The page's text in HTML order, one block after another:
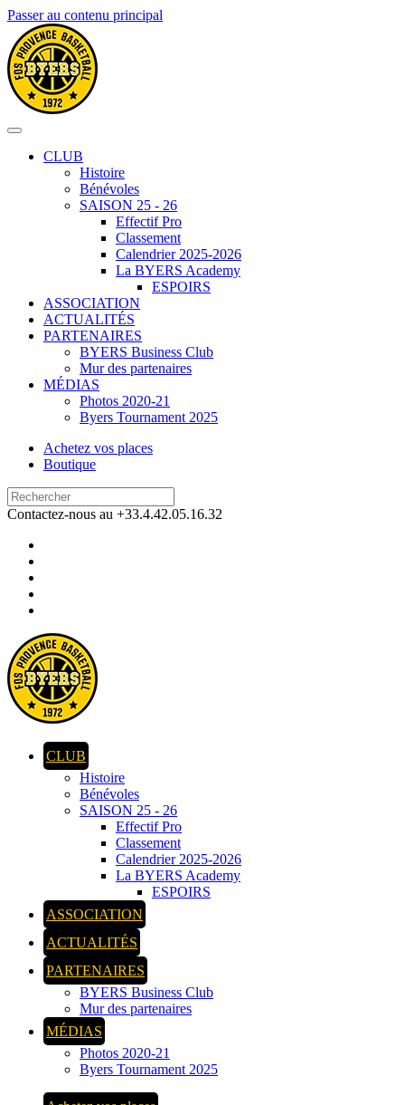
Passer au contenu principal
CLUB
Histoire
Bénévoles
SAISON 25 - 26
Effectif Pro
Classement
Calendrier 2025-2026
La BYERS Academy
ESPOIRS
ASSOCIATION
ACTUALITÉS
PARTENAIRES
BYERS Business Club
Mur des partenaires
MÉDIAS
Photos 2020-21
Byers Tournament 2025
Achetez vos places
Boutique
Contactez-nous au +33.4.42.05.16.32
CLUB
Histoire
Bénévoles
SAISON 25 - 26
Effectif Pro
Classement
Calendrier 2025-2026
La BYERS Academy
ESPOIRS
ASSOCIATION
ACTUALITÉS
PARTENAIRES
BYERS Business Club
Mur des partenaires
MÉDIAS
Photos 2020-21
Byers Tournament 2025